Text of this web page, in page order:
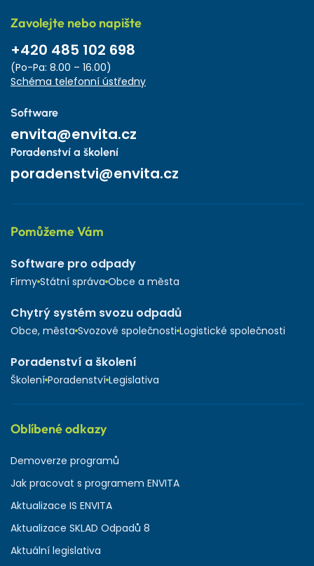
Zavolejte nebo napište
+420 485 102 698
(Po-Pa: 8.00 – 16.00)
Schéma telefonní ústředny
Software
envita@envita.cz
Poradenství a školení
poradenstvi@envita.cz
Pomůžeme Vám
Software pro odpady
Firmy Státní správa Obce a města
Chytrý systém svozu odpadů
Obce, města Svozové společnosti Logistické společnosti
Poradenství a školení
Školení Poradenství Legislativa
Oblíbené odkazy
Demoverze programů
Jak pracovat s programem ENVITA
Aktualizace IS ENVITA
Aktualizace SKLAD Odpadů 8
Aktuální legislativa